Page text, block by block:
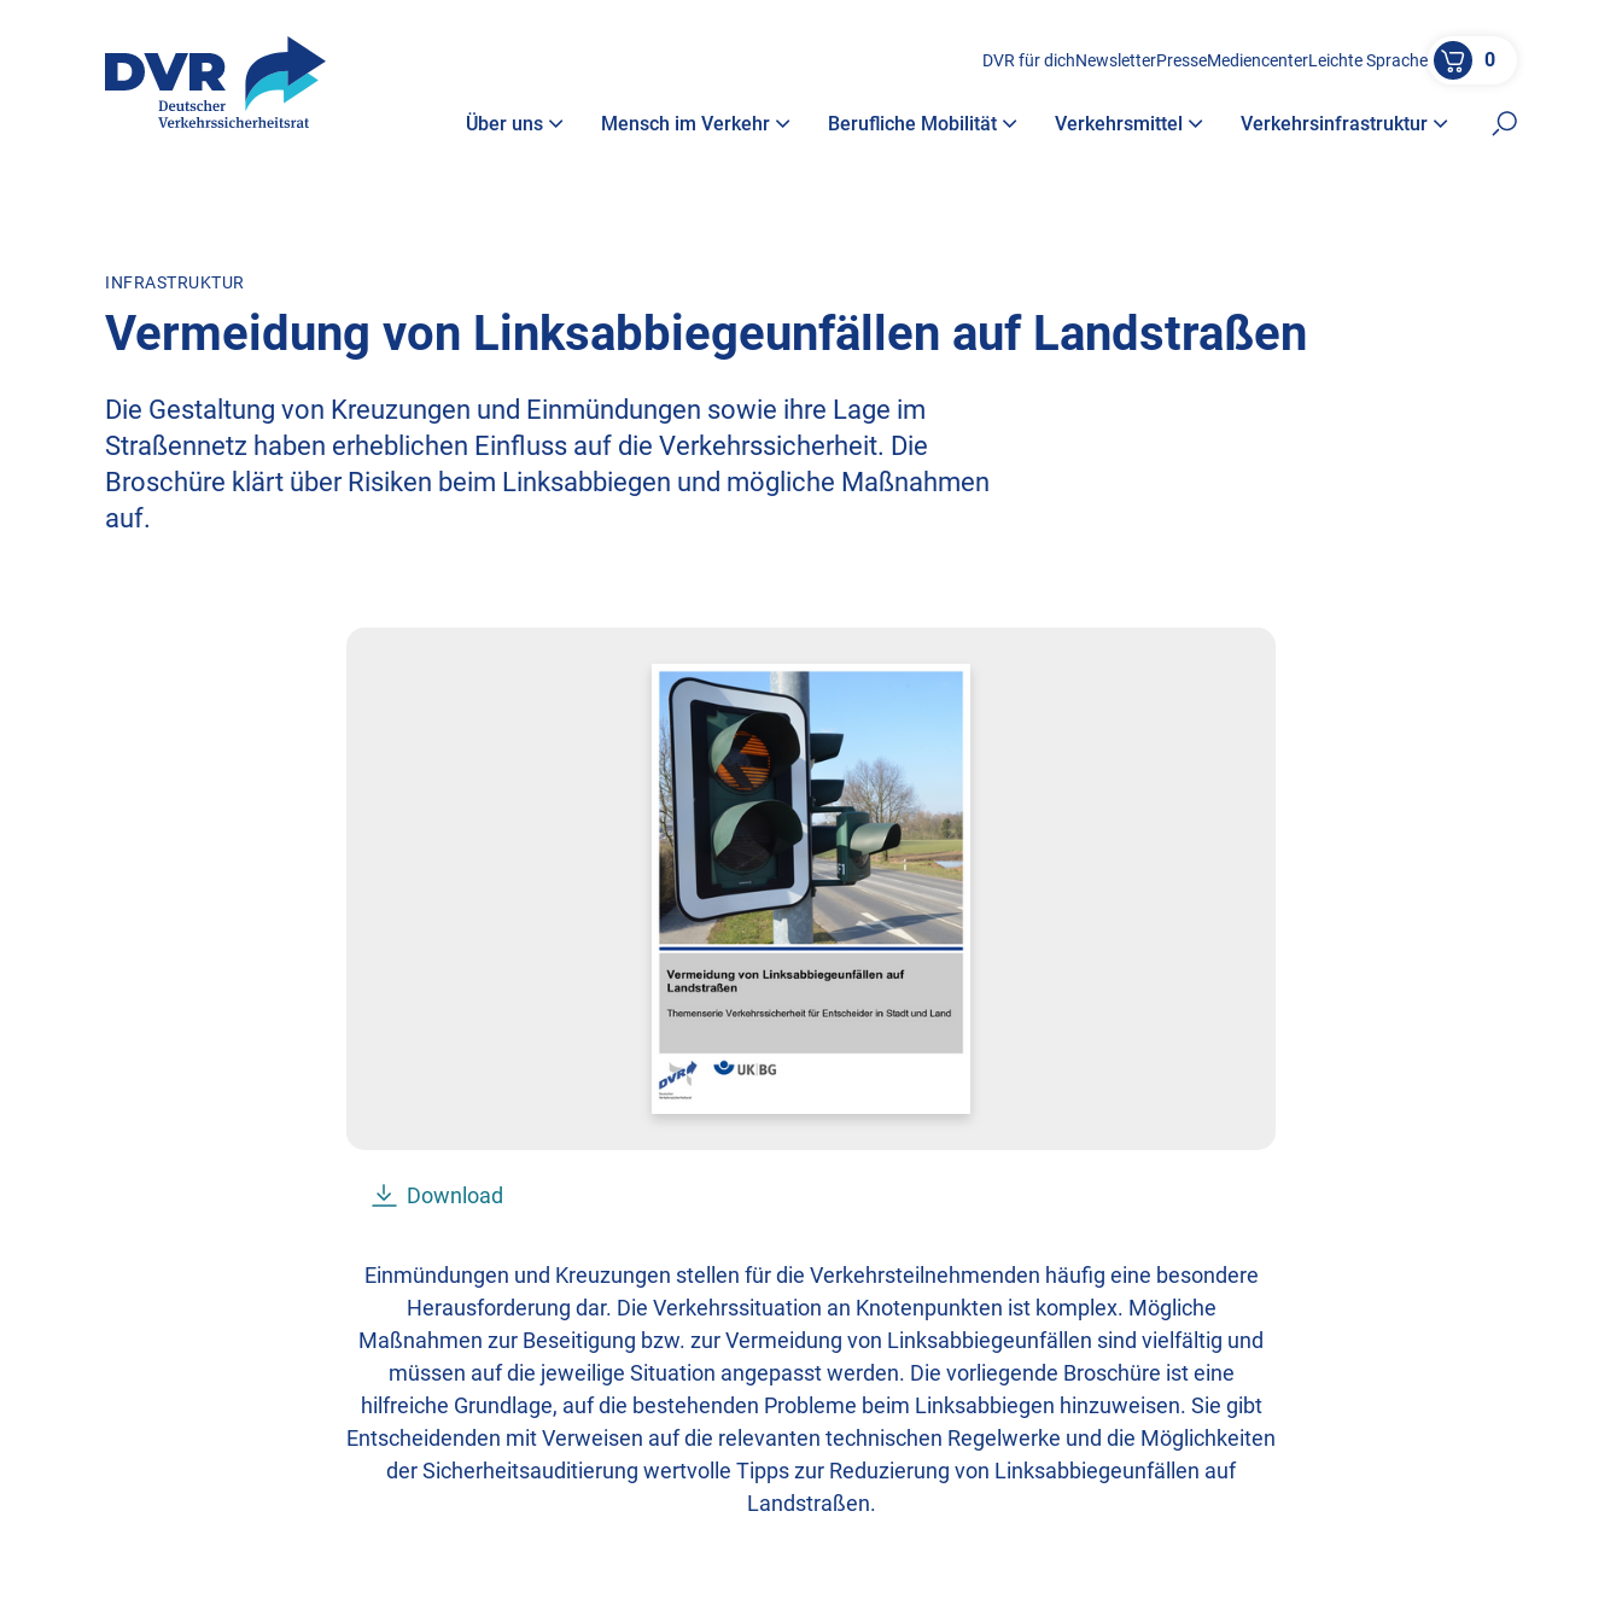
DVR für dichNewsletterPresseMediencenterLeichte Sprache 0
Über uns Mensch im Verkehr Berufliche Mobilität Verkehrsmittel Verkehrsinfrastruktur
Suche
INFRASTRUKTUR
Vermeidung von Linksabbiegeunfällen auf Landstraßen
Die Gestaltung von Kreuzungen und Einmündungen sowie ihre Lage im
Straßennetz haben erheblichen Einfluss auf die Verkehrssicherheit. Die
Broschüre klärt über Risiken beim Linksabbiegen und mögliche Maßnahmen
auf.
Download
Einmündungen und Kreuzungen stellen für die Verkehrsteilnehmenden häufig eine besondere
Herausforderung dar. Die Verkehrssituation an Knotenpunkten ist komplex. Mögliche
Maßnahmen zur Beseitigung bzw. zur Vermeidung von Linksabbiegeunfällen sind vielfältig und
müssen auf die jeweilige Situation angepasst werden. Die vorliegende Broschüre ist eine
hilfreiche Grundlage, auf die bestehenden Probleme beim Linksabbiegen hinzuweisen. Sie gibt
Entscheidenden mit Verweisen auf die relevanten technischen Regelwerke und die Möglichkeiten
der Sicherheitsauditierung wertvolle Tipps zur Reduzierung von Linksabbiegeunfällen auf
Landstraßen.